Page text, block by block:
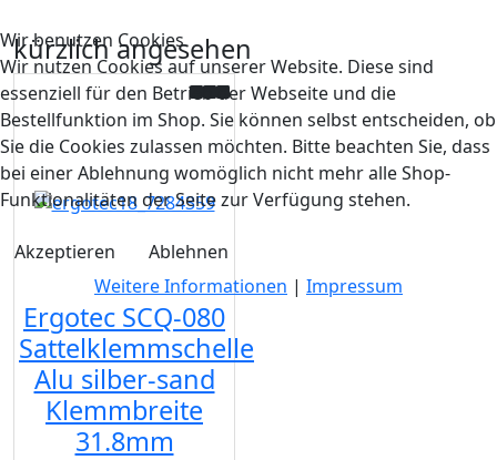
kürzlich angesehen
Ergotec SCQ-080
Sattelklemmschelle
Alu silber-sand
Klemmbreite
31.8mm
Wir benutzen Cookies
Wir nutzen Cookies auf unserer Website. Diese sind
essenziell für den Betrieb der Webseite und die
Bestellfunktion im Shop. Sie können selbst entscheiden, ob
Sie die Cookies zulassen möchten. Bitte beachten Sie, dass
bei einer Ablehnung womöglich nicht mehr alle Shop-
Funktionalitäten der Seite zur Verfügung stehen.
Akzeptieren
Ablehnen
Weitere Informationen | Impressum